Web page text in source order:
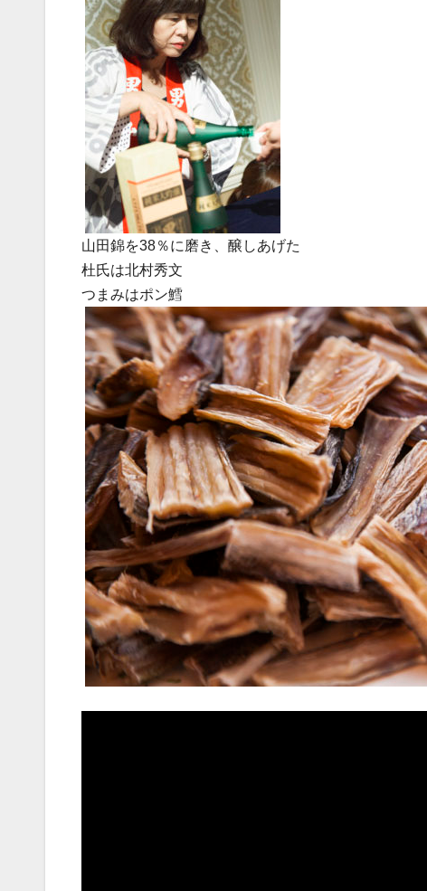
山田錦を38％に磨き、醸しあげた
杜氏は北村秀文
つまみはポン鱈